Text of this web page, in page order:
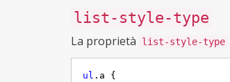
list-style-type
La proprietà list-style-type
ul .a {